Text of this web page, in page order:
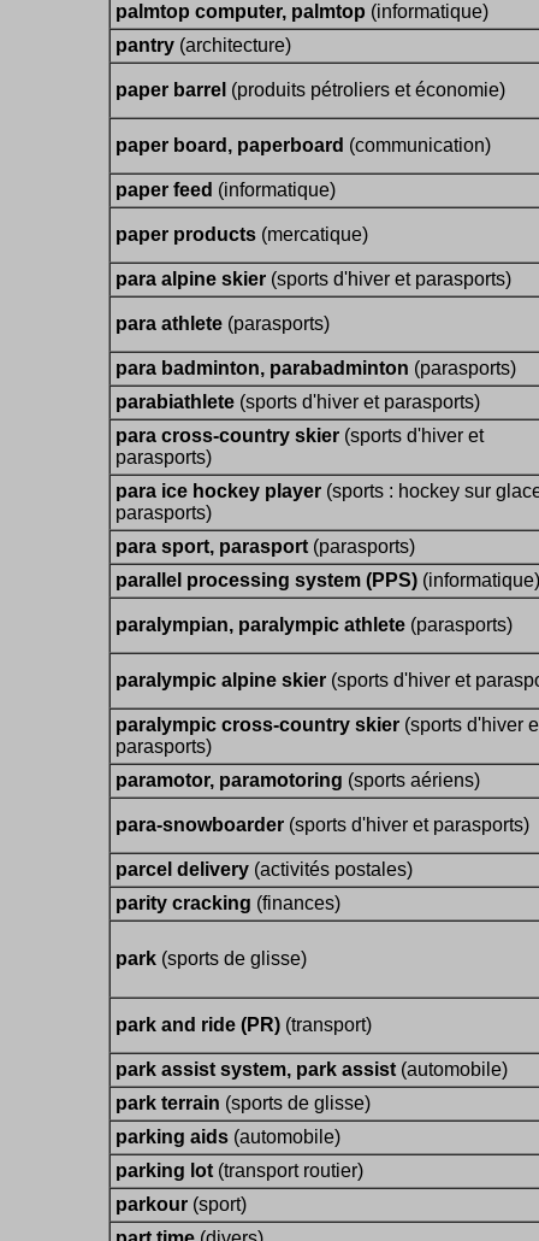
palmtop computer, palmtop (informatique)
pantry (architecture)
paper barrel (produits pétroliers et économie)
paper board, paperboard (communication)
paper feed (informatique)
paper products (mercatique)
para alpine skier (sports d'hiver et parasports)
para athlete (parasports)
para badminton, parabadminton (parasports)
parabiathlete (sports d'hiver et parasports)
para cross-country skier (sports d'hiver et
parasports)
para ice hockey player (sports : hockey sur
parasports)
para sport, parasport (parasports)
parallel processing system (PPS) (informatique)
paralympian, paralympic athlete (parasports)
paralympic alpine skier (sports d'hiver et
paralympic cross-country skier (sports d'hiver
parasports)
paramotor, paramotoring (sports aériens)
para-snowboarder (sports d'hiver et parasports)
parcel delivery (activités postales)
parity cracking (finances)
park (sports de glisse)
park and ride (PR) (transport)
park assist system, park assist (automobile)
park terrain (sports de glisse)
parking aids (automobile)
parking lot (transport routier)
parkour (sport)